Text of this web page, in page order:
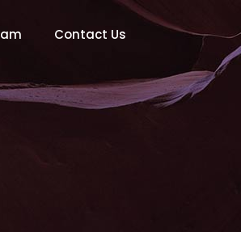
Contact Us